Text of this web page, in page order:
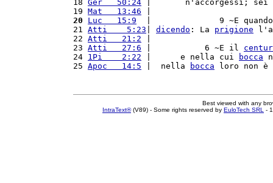
18 Ger   50:24 |       n'accorgessi; sei
19 Mat   13:46
20
Luc   15:9
|              9 ~E
21 Atti    5:23 dicendo : La prigione
22 Atti   21:2
23 Atti   27:6 |           6 ~E il
24 1Pi    2:22 |      e nella cui bocca
25 Apoc   14:5 |  nella bocca loro non
Best viewed with any
IntraText®(V89) - Some rights reserved by EuloTech SRL -